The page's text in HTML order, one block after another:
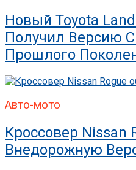
Новый Toyota
Получил Версию
Прошлого
Авто-мото
Кроссовер Nissan
Внедорожную